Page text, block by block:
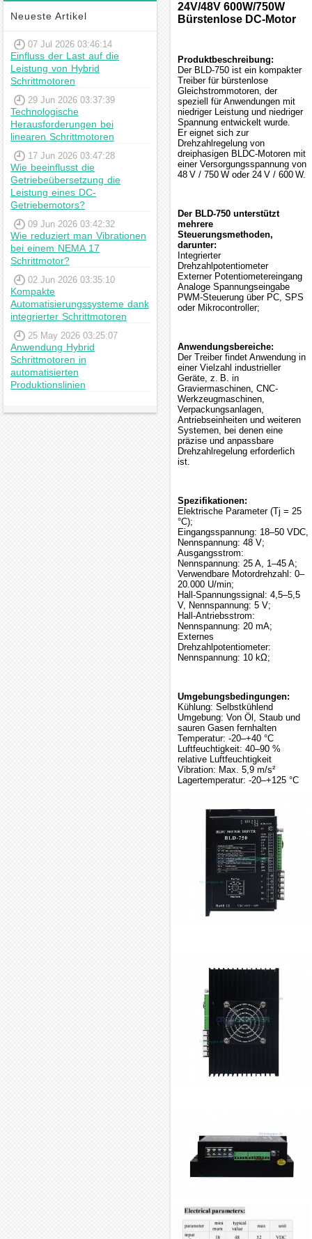
Neueste Artikel
07 Jul 2026 03:46:14
Einfluss der Last auf die
Leistung von Hybrid
Schrittmotoren
29 Jun 2026 03:37:39
Technologische
Herausforderungen bei
linearen Schrittmotoren
17 Jun 2026 03:47:28
Wie beeinflusst die
Getriebeübersetzung die
Leistung eines DC-
Getriebemotors?
09 Jun 2026 03:42:32
Wie reduziert man Vibrationen
bei einem NEMA 17
Schrittmotor?
02 Jun 2026 03:35:10
Kompakte
Automatisierungssysteme dank
integrierter Schrittmotoren
25 May 2026 03:25:07
Anwendung Hybrid
Schrittmotoren in
automatisierten
Produktionslinien
24V/48V 600W/750W
Bürstenlose DC-Motor
Produktbeschreibung:
Der BLD-750 ist ein kompakter
Treiber für bürstenlose
Gleichstrommotoren, der
speziell für Anwendungen mit
niedriger Leistung und niedriger
Spannung entwickelt wurde.
Er eignet sich zur
Drehzahlregelung von
dreiphasigen BLDC-Motoren mit
einer Versorgungsspannung von
48 V / 750 W oder 24 V / 600 W.
Der BLD-750 unterstützt
mehrere
Steuerungsmethoden,
darunter:
Integrierter
Drehzahlpotentiometer
Externer Potentiometereingang
Analoge Spannungseingabe
PWM-Steuerung über PC, SPS
oder Mikrocontroller;
Anwendungsbereiche:
Der Treiber findet Anwendung in
einer Vielzahl industrieller
Geräte, z. B. in
Graviermaschinen, CNC-
Werkzeugmaschinen,
Verpackungsanlagen,
Antriebseinheiten und weiteren
Systemen, bei denen eine
präzise und anpassbare
Drehzahlregelung erforderlich
ist.
Spezifikationen:
Elektrische Parameter (Tj = 25
°C);
Eingangsspannung: 18–50 VDC,
Nennspannung: 48 V;
Ausgangsstrom:
Nennspannung: 25 A, 1–45 A;
Verwendbare Motordrehzahl: 0–
20.000 U/min;
Hall-Spannungssignal: 4,5–5,5
V, Nennspannung: 5 V;
Hall-Antriebsstrom:
Nennspannung: 20 mA;
Externes
Drehzahlpotentiometer:
Nennspannung: 10 kΩ;
Umgebungsbedingungen:
Kühlung: Selbstkühlend
Umgebung: Von Öl, Staub und
sauren Gasen fernhalten
Temperatur: -20–+40 °C
Luftfeuchtigkeit: 40–90 %
relative Luftfeuchtigkeit
Vibration: Max. 5,9 m/s²
Lagertemperatur: -20–+125 °C